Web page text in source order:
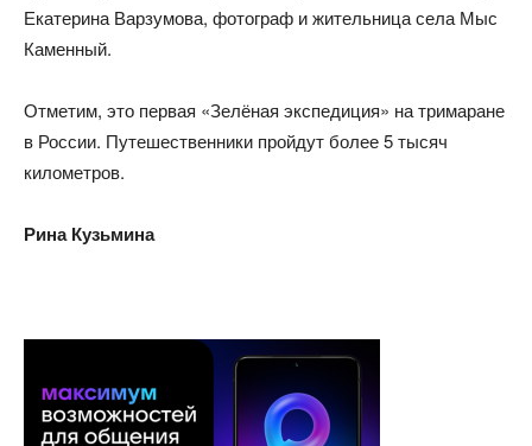
Екатерина Варзумова, фотограф и жительница села Мыс
Каменный.
Отметим, это первая «Зелёная экспедиция» на тримаране
в России. Путешественники пройдут более 5 тысяч
километров.
Рина Кузьмина